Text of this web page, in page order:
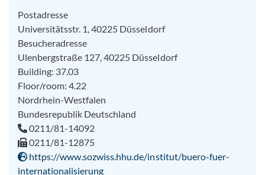
Postadresse
Universitätsstr. 1, 40225 Düsseldorf
Besucheradresse
Ulenbergstraße 127, 40225 Düsseldorf
Building: 37.03
Floor/room: 4.22
Nordrhein-Westfalen
Bundesrepublik Deutschland
0211/81-14092
0211/81-12875
https://www.sozwiss.hhu.de/institut/buero-fuer-
internationalisierung